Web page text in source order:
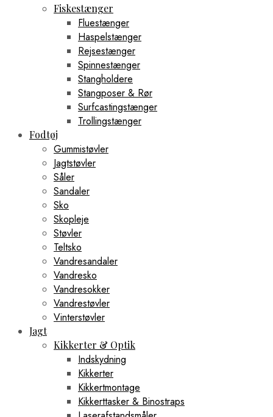
Fiskestænger
Fluestænger
Haspelstænger
Rejsestænger
Spinnestænger
Stangholdere
Stangposer & Rør
Surfcastingstænger
Trollingstænger
Fodtøj
Gummistøvler
Jagtstøvler
Såler
Sandaler
Sko
Skopleje
Støvler
Teltsko
Vandresandaler
Vandresko
Vandresokker
Vandrestøvler
Vinterstøvler
Jagt
Kikkerter & Optik
Indskydning
Kikkerter
Kikkertmontage
Kikkerttasker & Binostraps